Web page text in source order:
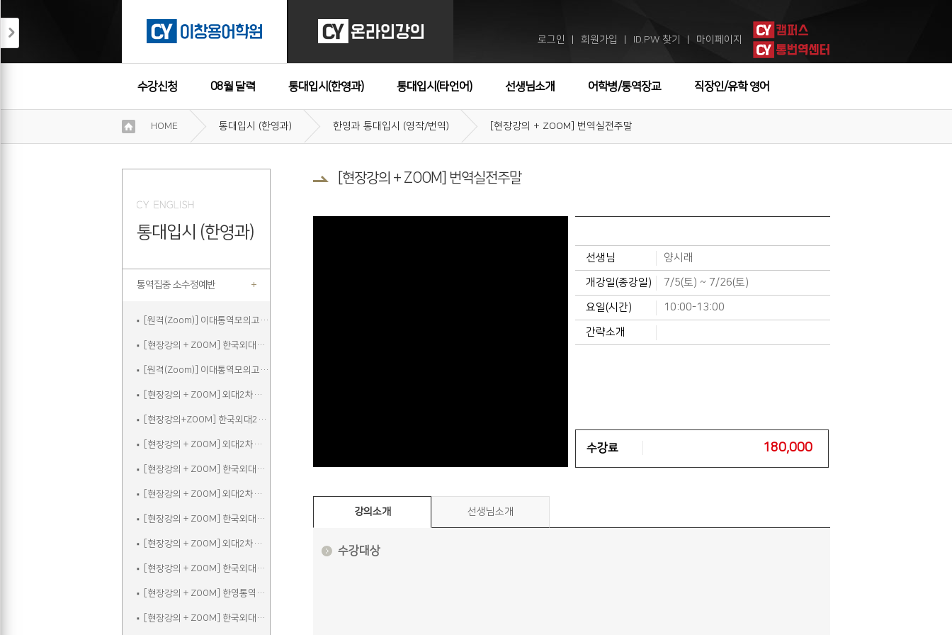
로그인 회원가입 ID.PW 찾기 마이페이지
수강신청 08월 달력 통대입시(한영과) 통대입시(타언어) 선생님소개 어학병/통역장교 직장인/유학 영어
수강후기
약
HOME 통대입시 (한영과) 한영과 통대입시 (영작/번역) [현장강의 + ZOOM] 번역실전주말
통대입시 (한영과)
통역집중 소수정예반
[원격(Zoom)] 이대통역모의고사A
[현장강의 + ZOOM] 한국외대2차실전통역모의고사A
[원격(Zoom)] 이대통역모의고사B
[현장강의 + ZOOM] 외대2차모의고사A
[현장강의+ZOOM] 한국외대2차실전통역모의고사B
[현장강의 + ZOOM] 외대2차모의고사B
[현장강의 + ZOOM] 한국외대2차실전통역모의고사C
[현장강의 + ZOOM] 외대2차모의고사C
[현장강의 + ZOOM] 한국외대2차실전통역모의고사A_참관
[현장강의 + ZOOM] 외대2차모의고사D
[현장강의 + ZOOM] 한국외대2차실전통역모의고사B_참관
[현장강의 + ZOOM] 한영통역집중
[현장강의 + ZOOM] 한국외대2차실전통역모의고사C_참관
[현장강의 + ZOOM] 번역실전주말
선생님 양시래
개강일(종강일) 7/5(토) ~ 7/26(토)
요일(시간) 10:00-13:00
간략소개
수강료 180,000
강의소개 선생님소개
수강대상